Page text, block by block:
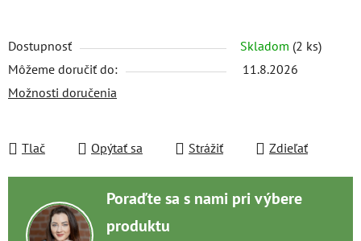
Dostupnosť Skladom (2 ks)
Môžeme doručiť do:
11.8.2026
Možnosti doručenia
Tlač Opýtať sa Strážiť Zdieľať
Poraďte sa s nami pri výbere
produktu